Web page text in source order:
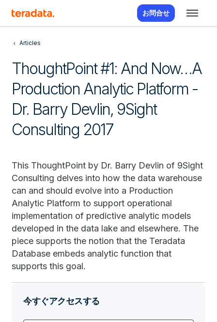
お問合せ
Articles
ThoughtPoint #1: And Now…A
Production Analytic Platform -
Dr. Barry Devlin, 9Sight
Consulting 2017
This ThoughtPoint by Dr. Barry Devlin of 9Sight
Consulting delves into how the data warehouse
can and should evolve into a Production
Analytic Platform to support operational
implementation of predictive analytic models
developed in the data lake and elsewhere. The
piece supports the notion that the Teradata
Database embeds analytic function that
supports this goal.
今すぐアクセスする